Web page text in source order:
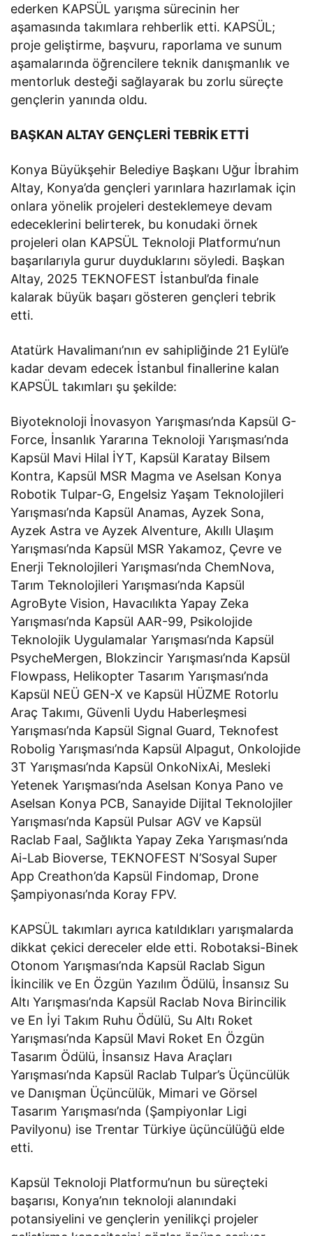
ederken KAPSÜL yarışma sürecinin her
aşamasında takımlara rehberlik etti. KAPSÜL;
proje geliştirme, başvuru, raporlama ve sunum
aşamalarında öğrencilere teknik danışmanlık ve
mentorluk desteği sağlayarak bu zorlu süreçte
gençlerin yanında oldu.
BAŞKAN ALTAY GENÇLERİ TEBRİK ETTİ
Konya Büyükşehir Belediye Başkanı Uğur İbrahim
Altay, Konya’da gençleri yarınlara hazırlamak için
onlara yönelik projeleri desteklemeye devam
edeceklerini belirterek, bu konudaki örnek
projeleri olan KAPSÜL Teknoloji Platformu’nun
başarılarıyla gurur duyduklarını söyledi. Başkan
Altay, 2025 TEKNOFEST İstanbul’da finale
kalarak büyük başarı gösteren gençleri tebrik
etti.
Atatürk Havalimanı’nın ev sahipliğinde 21 Eylül’e
kadar devam edecek İstanbul finallerine kalan
KAPSÜL takımları şu şekilde:
Biyoteknoloji İnovasyon Yarışması’nda Kapsül G-
Force, İnsanlık Yararına Teknoloji Yarışması’nda
Kapsül Mavi Hilal İYT, Kapsül Karatay Bilsem
Kontra, Kapsül MSR Magma ve Aselsan Konya
Robotik Tulpar-G, Engelsiz Yaşam Teknolojileri
Yarışması’nda Kapsül Anamas, Ayzek Sona,
Ayzek Astra ve Ayzek Alventure, Akıllı Ulaşım
Yarışması’nda Kapsül MSR Yakamoz, Çevre ve
Enerji Teknolojileri Yarışması’nda ChemNova,
Tarım Teknolojileri Yarışması’nda Kapsül
AgroByte Vision, Havacılıkta Yapay Zeka
Yarışması’nda Kapsül AAR-99, Psikolojide
Teknolojik Uygulamalar Yarışması’nda Kapsül
PsycheMergen, Blokzincir Yarışması’nda Kapsül
Flowpass, Helikopter Tasarım Yarışması’nda
Kapsül NEÜ GEN-X ve Kapsül HÜZME Rotorlu
Araç Takımı, Güvenli Uydu Haberleşmesi
Yarışması’nda Kapsül Signal Guard, Teknofest
Robolig Yarışması’nda Kapsül Alpagut, Onkolojide
3T Yarışması’nda Kapsül OnkoNixAi, Mesleki
Yetenek Yarışması’nda Aselsan Konya Pano ve
Aselsan Konya PCB, Sanayide Dijital Teknolojiler
Yarışması’nda Kapsül Pulsar AGV ve Kapsül
Raclab Faal, Sağlıkta Yapay Zeka Yarışması’nda
Ai-Lab Bioverse, TEKNOFEST N’Sosyal Super
App Creathon’da Kapsül Findomap, Drone
Şampiyonası’nda Koray FPV.
KAPSÜL takımları ayrıca katıldıkları yarışmalarda
dikkat çekici dereceler elde etti. Robotaksi-Binek
Otonom Yarışması’nda Kapsül Raclab Sigun
İkincilik ve En Özgün Yazılım Ödülü, İnsansız Su
Altı Yarışması’nda Kapsül Raclab Nova Birincilik
ve En İyi Takım Ruhu Ödülü, Su Altı Roket
Yarışması’nda Kapsül Mavi Roket En Özgün
Tasarım Ödülü, İnsansız Hava Araçları
Yarışması’nda Kapsül Raclab Tulpar’s Üçüncülük
ve Danışman Üçüncülük, Mimari ve Görsel
Tasarım Yarışması’nda (Şampiyonlar Ligi
Pavilyonu) ise Trentar Türkiye üçüncülüğü elde
etti.
Kapsül Teknoloji Platformu’nun bu süreçteki
başarısı, Konya’nın teknoloji alanındaki
potansiyelini ve gençlerin yenilikçi projeler